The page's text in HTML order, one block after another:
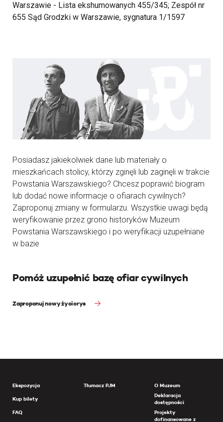
Warszawie - Lista ekshumowanych 455/345; Zespół nr
655 Sąd Grodzki w Warszawie, sygnatura 1/1597
Posiadasz jakiekolwiek dane lub materiały o
mieszkańcach stolicy, którzy zginęli lub zaginęli w trakcie
Powstania Warszawskiego? Chcesz poprawić biogram
lub dodać nowe informacje o ofiarach cywilnych?
Zaproponuj zmiany w formularzu. Wszystkie uwagi będą
weryfikowanie przez grono historyków Muzeum
Powstania Warszawskiego i po weryfikacji uzupełniane
w bazie
Pomóż uzupełnić bazę ofiar cywilnych
Zaproponuj nowy życiorys
Ekspozycja
Kup bilety
FAQ
Tłumacz PJM
O Muzeum
Deklaracja
dostępności
Projekty
dofinansowane z